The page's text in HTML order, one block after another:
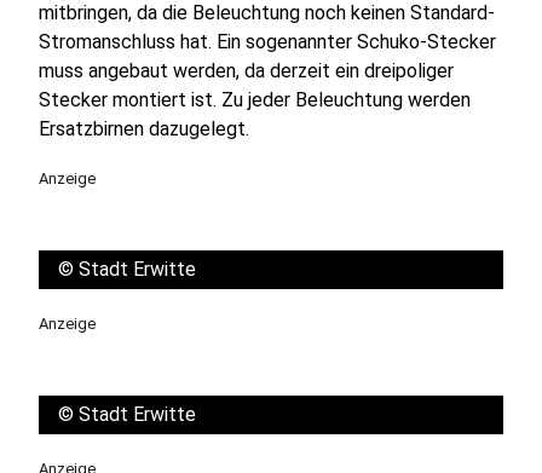
mitbringen, da die Beleuchtung noch keinen Standard-
Stromanschluss hat. Ein sogenannter Schuko-Stecker
muss angebaut werden, da derzeit ein dreipoliger
Stecker montiert ist. Zu jeder Beleuchtung werden
Ersatzbirnen dazugelegt.
Anzeige
© Stadt Erwitte
Anzeige
© Stadt Erwitte
Anzeige